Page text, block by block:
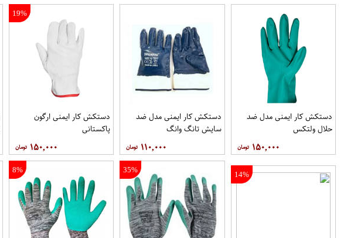
دستکش کار ایمنی مدل ضد
حلال ولتکس
۱۵۰,۰۰۰
دستکش کار ایمنی مدل ضد
سایش تانگ وانگ
۱۱۰,۰۰۰
19%
دستکش کار ایمنی ارگون
پاکستانی
۱۵۰,۰۰۰
14%
35%
8%